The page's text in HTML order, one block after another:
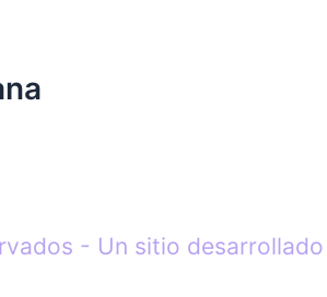
- Un sitio